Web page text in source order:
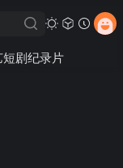
短剧纪录片